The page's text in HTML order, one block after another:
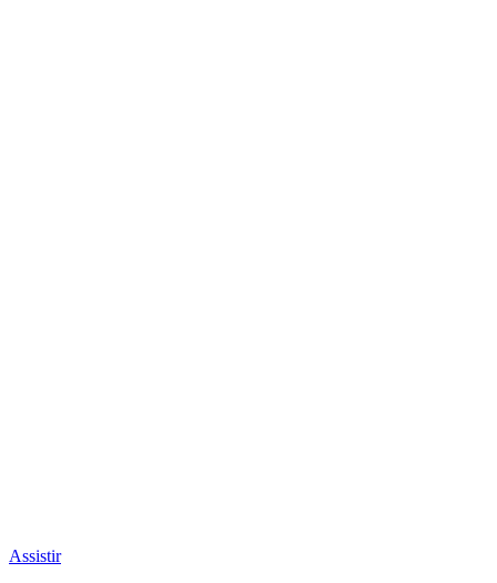
Assistir